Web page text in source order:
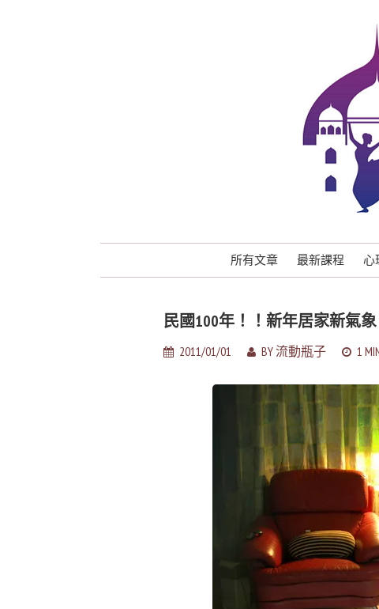
所有文章 最新課程 心
民國100年！！新年居家新氣
2011/01/01 BY流動瓶子 1